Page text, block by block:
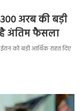
अरब की बड़ी
है अंतिम फैसला
को बड़ी आर्थिक राहत दिए